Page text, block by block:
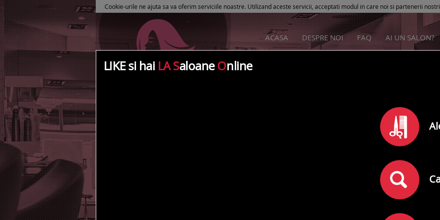
Cookie-urile ne ajuta sa va oferim serviciile noastre. Utilizand aceste servicii, acceptati modul in care noi si partenerii
ACASA DESPRE NOI FAQ AI UN SALON?
comentarii)
LIKE si hai LA SaloaneOnline